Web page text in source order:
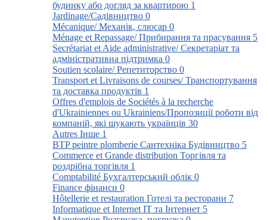
будинку або догляд за квартирою 1
Jardinage/Садівництво 0
Mécanique/ Механік, слюсар 0
Ménage et Repassage/ Прибирання та прасування 5
Secrétariat et Aide administrative/ Секретаріат та
адміністративна підтримка 0
Soutien scolaire/ Репетиторство 0
Transport et Livraisons de courses/ Транспортування
та доставка продуктів 1
Offres d'emplois de Sociétés à la recherche
d'Ukrainiennes ou Ukrainiens/Пропозиції роботи від
компаній, які шукають українців 30
Autres Інше 1
BTP peintre plomberie Сантехніка Будівництво 5
Commerce et Grande distribution Торгівля та
роздрібна торгівля 1
Comptabilité Бухгалтерський облік 0
Finance фінанси 0
Hôtellerie et restauration Готелі та ресторани 7
Informatique et Internet ІТ та Інтернет 5